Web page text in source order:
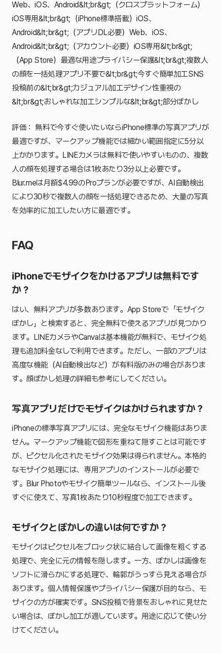
Web、iOS、Android&lt;br&gt;（クロスプラットフォーム）
iOS専用&lt;br&gt;（iPhone標準搭載）iOS、
Android&lt;br&gt;（アプリDL必要）Web、iOS、
Android&lt;br&gt;（アカウント必要）iOS専用&lt;br&gt;
（App Store）最適な用途プライバシー保護&lt;br&gt;複数人
の顔を一括処理アプリ不要で&lt;br&gt;今すぐ簡単加工SNS
投稿前の&lt;br&gt;カジュアル加工デザイン性重視の
&lt;br&gt;おしゃれな加工シンプルな&lt;br&gt;部分ぼかし
評価： 無料で今すぐ使いたいならiPhone標準の写真アプリが
最適ですが、マークアップ機能では細かい範囲指定に5分以
上かかります。LINEカメラは無料で使いやすいものの、複数
人の顔を処理する場合は1枚あたり3分以上必要です。
Blur.meは月額$4.99のProプランが必要ですが、AI自動検出
により30秒で複数人の顔を一括処理できるため、大量の写真
を効率的に加工したい方に最適です。
FAQ
iPhoneでモザイクをかけるアプリは無料です
か？
はい、無料アプリが多数あります。App Storeで「モザイク
ぼかし」と検索すると、完全無料で使えるアプリが見つかり
ます。LINEカメラやCanvaは基本機能が無料で、モザイク処
理も追加料金なしで利用できます。ただし、一部のアプリは
高度な機能（AI自動検出など）が有料版のみの場合がありま
す。顔ぼかし処理の詳細も参考にしてください。
写真アプリだけでモザイクはかけられますか？
iPhoneの標準写真アプリには、完全なモザイク機能はありま
せん。マークアップ機能で図形を重ねて隠すことは可能です
が、ピクセル化されたモザイク効果は得られません。本格的
なモザイク処理には、専用アプリのインストールが必要で
す。Blur Photoやモザイク簡単ツールなら、インストール後
すぐに使えて、写真1枚あたり10秒程度で加工できます。
モザイクとぼかしの違いは何ですか？
モザイクはピクセルをブロック状に結合して画像を粗くする
処理で、完全に元の情報を隠します。一方、ぼかしは画像を
ソフトに滑らかにする処理で、輪郭がうっすら見える場合が
あります。個人情報保護やプライバシー保護が目的なら、モ
ザイクの方が確実です。SNS投稿で背景をおしゃれに見せた
い場合は、ぼかし加工が適しています。用途に応じて使い分
けてください。